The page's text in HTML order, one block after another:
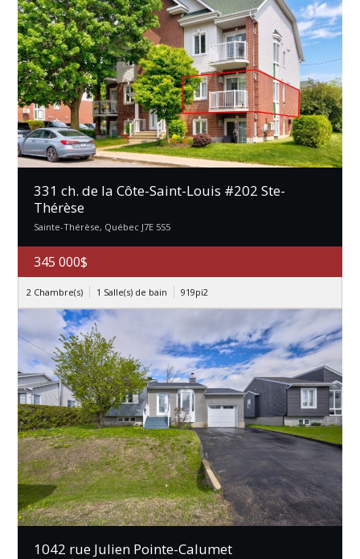
331 ch. de la Côte-Saint-Louis #202 Ste-
Thérèse
Sainte-Thérèse, Québec J7E 5S5
345 000$
2 Chambre(s) 1 Salle(s) de bain 919pi2
1042 rue Julien Pointe-Calumet